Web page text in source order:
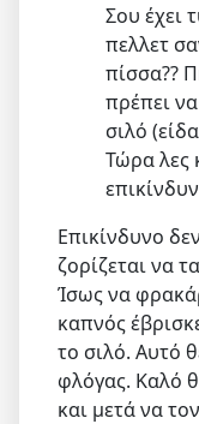
Σου έχει
πελλετ
πίσσα??
πρέπει
σιλό
Τώρα λες
Επικίνδυνο
ζορίζεται να
Ίσως να
καπνός
το σιλό. Αυτό
φλόγας. Καλό
και μετά να